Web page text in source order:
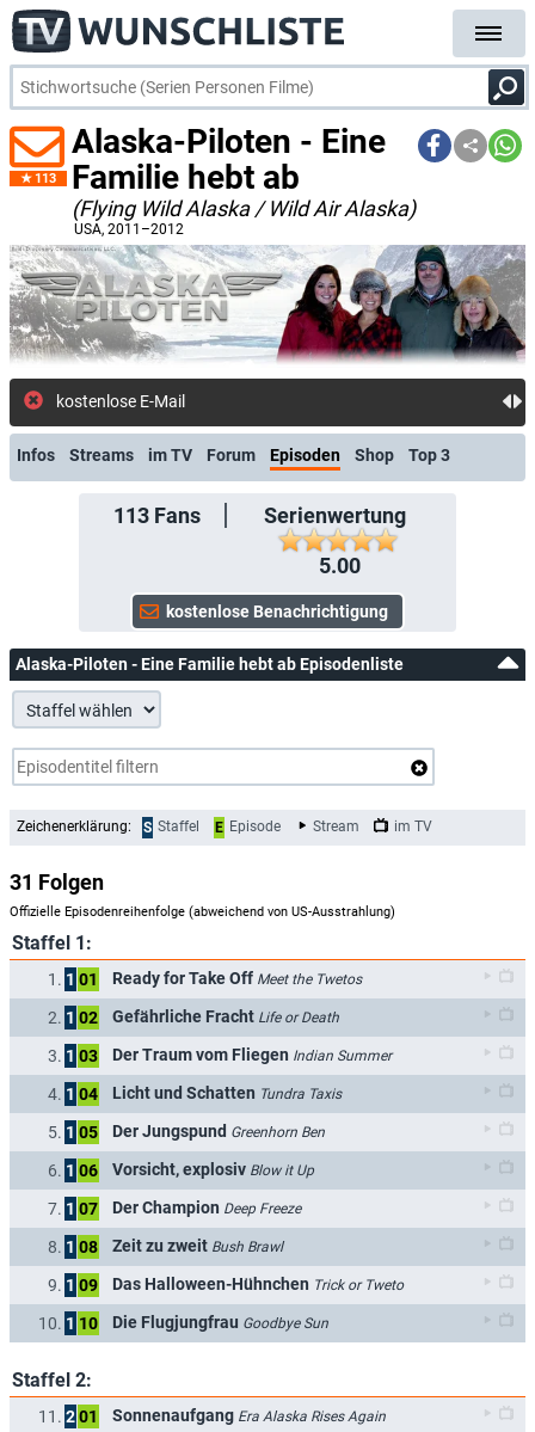
113
Alaska-Piloten - Eine
Familie hebt ab
(Flying Wild Alaska / Wild Air Alaska)
USA, 2011–2012
kostenlose E-Mail-Benach
Infos Streams im TV Forum Episoden Shop Top 3
113Fans
Serienwertung
5.00
Alaska-Piloten - Eine Familie hebt ab Episodenliste
Zeichenerklärung: S Staffel E Episode Stream im TV
31 Folgen
Offizielle Episodenreihenfolge (abweichend von US-Ausstrahlung)
Staffel 1:
1. 1 01 Ready for Take Off Meet the Twetos
2. 1 02 Gefährliche Fracht Life or Death
3. 1 03 Der Traum vom Fliegen Indian Summer
4. 1 04 Licht und Schatten Tundra Taxis
5. 1 05 Der Jungspund Greenhorn Ben
6. 1 06 Vorsicht, explosiv Blow it Up
7. 1 07 Der Champion Deep Freeze
8. 1 08 Zeit zu zweit Bush Brawl
9. 1 09 Das Halloween-Hühnchen Trick or Tweto
10. 1 10 Die Flugjungfrau Goodbye Sun
Staffel 2:
11. 201 Sonnenaufgang Era Alaska Rises Again